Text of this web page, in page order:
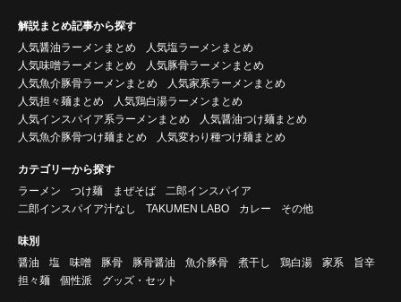
解説まとめ記事から探す
人気醤油ラーメンまとめ
人気塩ラーメンまとめ
人気味噌ラーメンまとめ
人気豚骨ラーメンまとめ
人気魚介豚骨ラーメンまとめ
人気家系ラーメンまとめ
人気担々麺まとめ
人気鶏白湯ラーメンまとめ
人気インスパイア系ラーメンまとめ
人気醤油つけ麺まとめ
人気魚介豚骨つけ麺まとめ
人気変わり種つけ麺まとめ
カテゴリーから探す
ラーメン
つけ麺 まぜそば
二郎インスパイア
二郎インスパイア汁なし
TAKUMEN LABO カレー その他
味別
醤油
塩 味噌 豚骨 豚骨醤油 魚介豚骨 煮干し 鶏白湯 家系
旨辛
担々麺
個性派 グッズ・セット